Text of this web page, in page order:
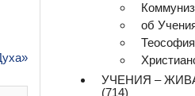
об
Теософия
УЧЕНИЯ –
(714)